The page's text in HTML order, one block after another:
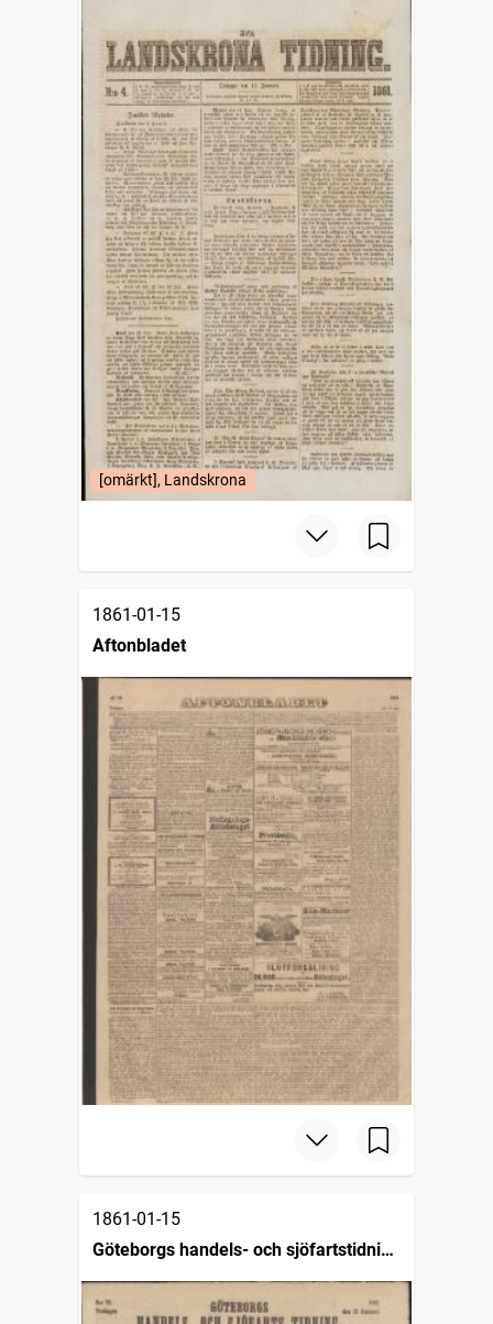
[omärkt], Landskrona
1861-01-15
Aftonbladet
1861-01-15
Göteborgs handels- och sjöfartstidning